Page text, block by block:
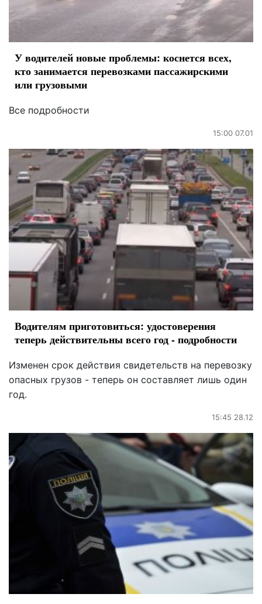
У водителей новые проблемы: коснется всех,
кто занимается перевозками пассажирскими
или грузовыми
Все подробности
15:00 07.01
Водителям приготовиться: удостоверения
теперь действительны всего год - подробности
Изменен срок действия свидетельств на перевозку
опасных грузов - теперь он составляет лишь один
год.
15:45 28.12